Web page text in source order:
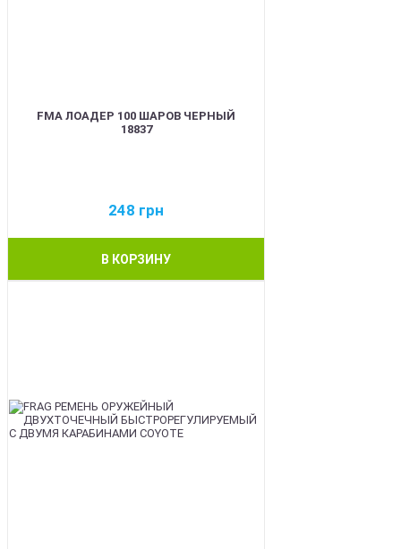
FMA ЛОАДЕР 100 ШАРОВ ЧЕРНЫЙ
18837
248 грн
В КОРЗИНУ